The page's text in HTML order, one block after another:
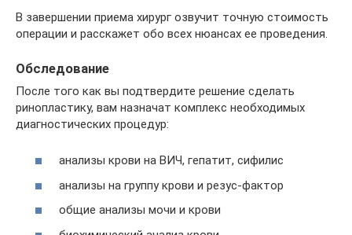
В завершении приема хирург озвучит точную стоимость
операции и расскажет обо всех нюансах ее проведения.
Обследование
После того как вы подтвердите решение сделать
ринопластику, вам назначат комплекс необходимых
диагностических процедур:
анализы крови на ВИЧ, гепатит, сифилис
анализы на группу крови и резус-фактор
общие анализы мочи и крови